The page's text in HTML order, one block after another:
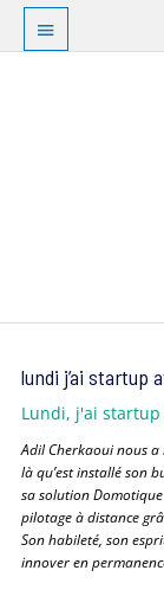
Aller
contenu
Au
dessus
lundi j’ai startup
Lundi, j'ai startup
Adil Cherkaoui nous a
là qu’est installé son
sa solution Domotique
pilotage à distance
Son habileté, son
innover en
des